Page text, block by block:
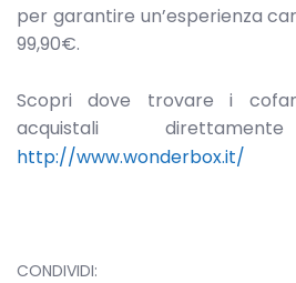
per garantire un’esperienza
99,90€.
Scopri dove trovare i
acquistali
http://www.wonderbox.it/
CONDIVIDI: